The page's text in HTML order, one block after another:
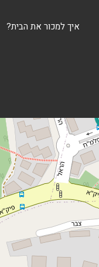
איך למכור את הבית?